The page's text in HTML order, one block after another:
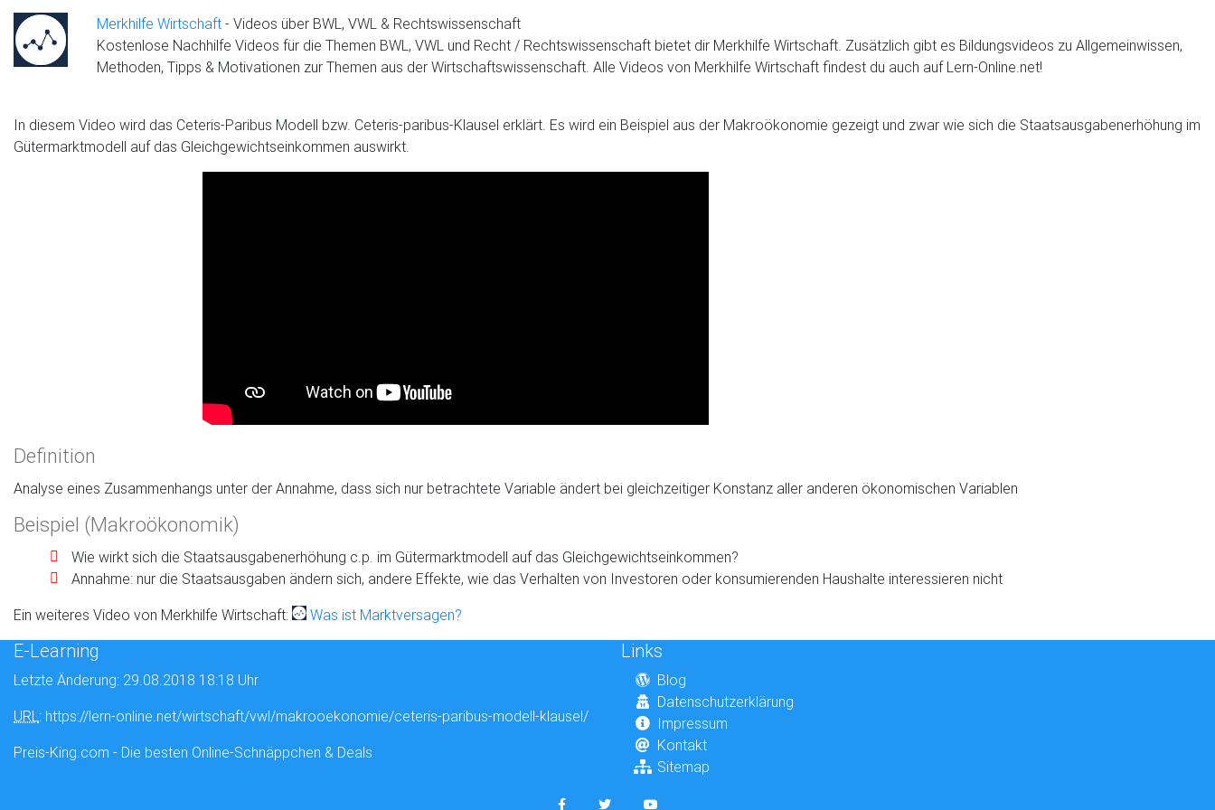
Merkhilfe Wirtschaft - Videos über BWL, VWL & Rechtswissenschaft
Kostenlose Nachhilfe Videos für die Themen BWL, VWL und Recht / Rechtswissenschaft bietet dir Merkhilfe Wirtschaft. Zusätzlich gibt es Bildungsvideos zu Allgemeinwissen,
Methoden, Tipps & Motivationen zur Themen aus der Wirtschaftswissenschaft. Alle Videos von Merkhilfe Wirtschaft findest du auch auf Lern-Online.net!
In diesem Video wird das Ceteris-Paribus Modell bzw. Ceteris-paribus-Klausel erklärt. Es wird ein Beispiel aus der Makroökonomie gezeigt und zwar wie sich die Staatsausgabenerhöhung im
Gütermarktmodell auf das Gleichgewichtseinkommen auswirkt.
Definition
Analyse eines Zusammenhangs unter der Annahme, dass sich nur betrachtete Variable ändert bei gleichzeitiger Konstanz aller anderen ökonomischen Variablen
Beispiel (Makroökonomik)
Wie wirkt sich die Staatsausgabenerhöhung c.p. im Gütermarktmodell auf das Gleichgewichtseinkommen?
Annahme: nur die Staatsausgaben ändern sich, andere Effekte, wie das Verhalten von Investoren oder konsumierenden Haushalte interessieren nicht
Ein weiteres Video von Merkhilfe Wirtschaft:
Was ist Marktversagen?
E-Learning
Letzte Änderung: 29.08.2018 18:18 Uhr
URL: https://lern-online.net/wirtschaft/vwl/makrooekonomie/ceteris-paribus-modell-klausel/
Preis-King.com - Die besten Online-Schnäppchen & Deals
Links
Blog
Datenschutzerklärung
Impressum
Kontakt
Sitemap